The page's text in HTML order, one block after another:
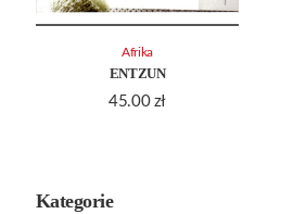
ENTZUN
45.00 zł
Afrika
Kategorie